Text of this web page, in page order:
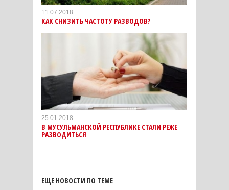
11.07.2018
КАК СНИЗИТЬ ЧАСТОТУ РАЗВОДОВ?
25.01.2018
В МУСУЛЬМАНСКОЙ РЕСПУБЛИКЕ СТАЛИ РЕЖЕ
РАЗВОДИТЬСЯ
ЕЩЕ НОВОСТИ ПО ТЕМЕ